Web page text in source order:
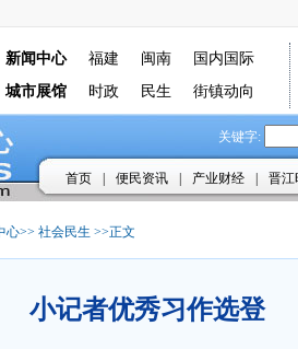
新闻中心 福建 闽南
国内国际
城市展馆
时政 民生 街镇动向
关键字:
首页 便民资讯 产业财经 晋江
心>> 社会民生 >>正文
小记者优秀习作选登